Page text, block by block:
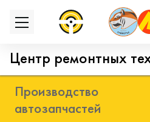
Центр ремонтных
Производство
автозапчастей